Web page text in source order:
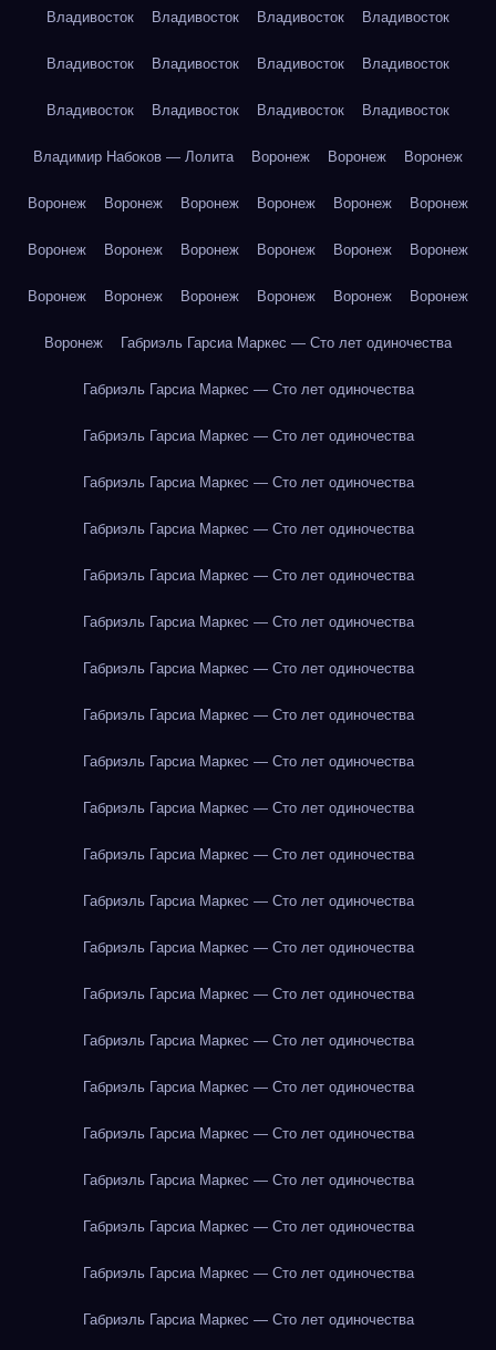
Владивосток Владивосток Владивосток Владивосток
Владивосток Владивосток Владивосток Владивосток
Владивосток Владивосток Владивосток Владивосток
Владимир Набоков — Лолита Воронеж Воронеж Воронеж
Воронеж Воронеж Воронеж Воронеж Воронеж Воронеж
Воронеж Воронеж Воронеж Воронеж Воронеж Воронеж
Воронеж Воронеж Воронеж Воронеж Воронеж Воронеж
Воронеж Габриэль Гарсиа Маркес — Сто лет одиночества
Габриэль Гарсиа Маркес — Сто лет одиночества
Габриэль Гарсиа Маркес — Сто лет одиночества
Габриэль Гарсиа Маркес — Сто лет одиночества
Габриэль Гарсиа Маркес — Сто лет одиночества
Габриэль Гарсиа Маркес — Сто лет одиночества
Габриэль Гарсиа Маркес — Сто лет одиночества
Габриэль Гарсиа Маркес — Сто лет одиночества
Габриэль Гарсиа Маркес — Сто лет одиночества
Габриэль Гарсиа Маркес — Сто лет одиночества
Габриэль Гарсиа Маркес — Сто лет одиночества
Габриэль Гарсиа Маркес — Сто лет одиночества
Габриэль Гарсиа Маркес — Сто лет одиночества
Габриэль Гарсиа Маркес — Сто лет одиночества
Габриэль Гарсиа Маркес — Сто лет одиночества
Габриэль Гарсиа Маркес — Сто лет одиночества
Габриэль Гарсиа Маркес — Сто лет одиночества
Габриэль Гарсиа Маркес — Сто лет одиночества
Габриэль Гарсиа Маркес — Сто лет одиночества
Габриэль Гарсиа Маркес — Сто лет одиночества
Габриэль Гарсиа Маркес — Сто лет одиночества
Габриэль Гарсиа Маркес — Сто лет одиночества